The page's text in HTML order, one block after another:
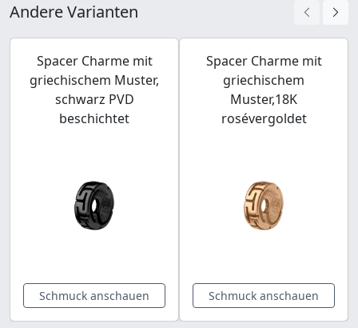
Andere Varianten
Spacer Charme mit
griechischem Muster,
schwarz PVD
beschichtet
Schmuck anschauen
Spacer Charme mit
griechischem
Muster,18K
rosévergoldet
Schmuck anschauen